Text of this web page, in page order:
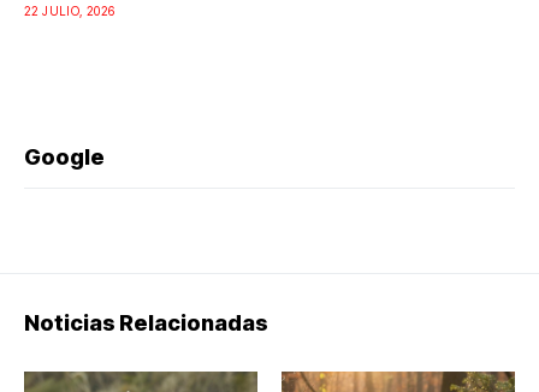
22 JULIO, 2026
Google
Noticias Relacionadas